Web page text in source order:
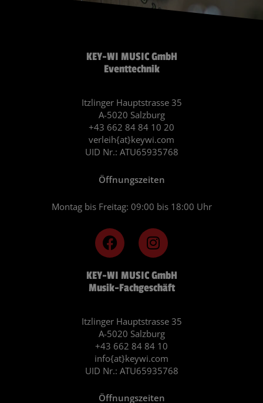
KEY-WI MUSIC GmbH
Musik-Fachgeschäft
Itzlinger Hauptstrasse 35
A-5020 Salzburg
+43 662 84 84 10
info{at}keywi.com
UID Nr.: ATU65935768
Öffnungszeiten
F
a
c
e
b
o
k
I
n
s
t
a
r
a
m
KEY-WI MUSIC GmbH
Eventtechnik
Itzlinger Hauptstrasse 35
A-5020 Salzburg
+43 662 84 84 10 20
verleih{at}keywi.com
UID Nr.: ATU65935768
Öffnungszeiten
Montag bis Freitag: 09:00 bis 18:00 Uhr